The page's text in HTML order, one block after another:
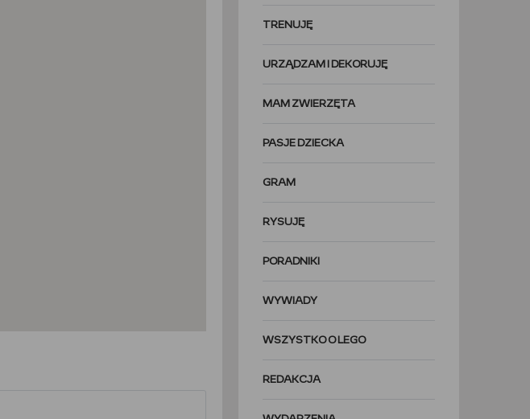
TRENUJĘ
URZĄDZAM I DEKORUJĘ
MAM ZWIERZĘTA
PASJE DZIECKA
GRAM
RYSUJĘ
PORADNIKI
WYWIADY
WSZYSTKO O LEGO
REDAKCJA